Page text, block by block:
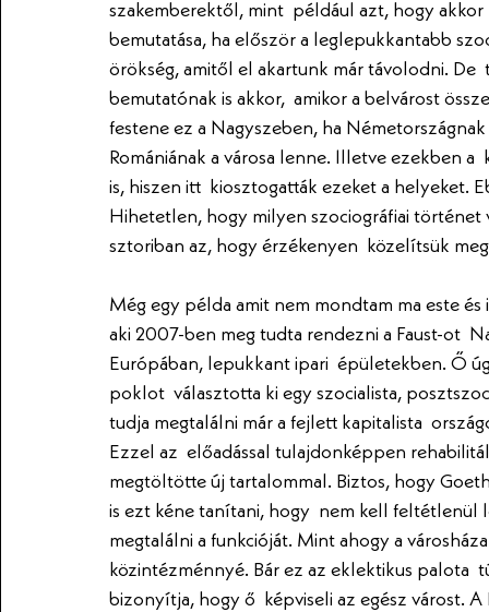
szakemberektől, mint  például azt, hogy
bemutatása, ha először a leglepukkantabb
örökség, amitől el akartunk már távolodni. De
bemutatónak is akkor,  amikor a belvárost
festene ez a Nagyszeben, ha
Romániának a városa lenne. Illetve ezekben
is, hiszen itt  kiosztogatták ezeket a
Hihetetlen, hogy milyen szociográfiai
sztoriban az, hogy érzékenyen  közelítsük
Még egy példa amit nem mondtam ma este
aki 2007-ben meg tudta rendezni a Faust-ot
Európában, lepukkant ipari  épületekben. Ő
poklot  választotta ki egy szocialista,
tudja megtalálni már a fejlett kapitalista
Ezzel az  előadással tulajdonképpen
megtöltötte új tartalommal. Biztos, hogy
is ezt kéne tanítani, hogy  nem kell
megtalálni a funkcióját. Mint ahogy a
közintézménnyé. Bár ez az eklektikus palota
bizonyítja, hogy ő  képviseli az egész várost.